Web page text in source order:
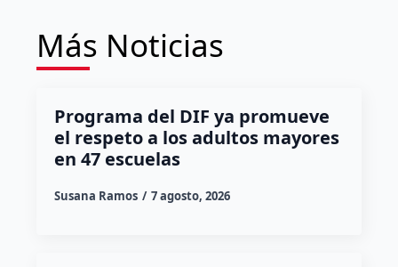
Más Noticias
Programa del DIF ya promueve
el respeto a los adultos mayores
en 47 escuelas
Susana Ramos 7 agosto, 2026